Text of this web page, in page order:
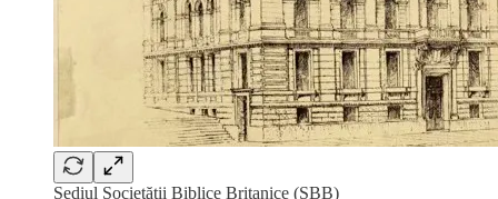
Sediul Societății Biblice Britanice (SBB)